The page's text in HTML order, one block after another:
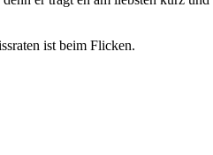
ist beim Flicken.